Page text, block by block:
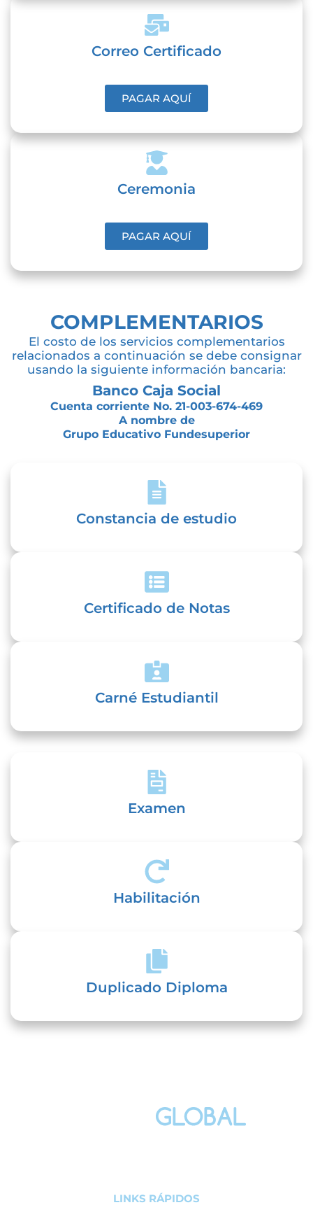
Correo Certificado
PAGAR AQUÍ
Ceremonia
PAGAR AQUÍ
COMPLEMENTARIOS
El costo de los servicios complementarios
relacionados a continuación se debe consignar
usando la siguiente información bancaria:
Banco Caja Social
Cuenta corriente No. 21-003-674-469
A nombre de
Grupo Educativo Fundesuperior
Constancia de estudio
Certificado de Notas
Carné Estudiantil
Examen
Habilitación
Duplicado Diploma
LINKS RÁPIDOS